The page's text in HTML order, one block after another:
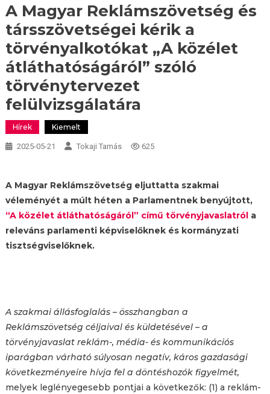
A Magyar Reklámszövetség és
társszövetségei kérik a
törvényalkotókat „A közélet
átláthatóságáról” szóló
törvénytervezet
felülvizsgálatára
Hírek Kiemelt
2025-05-21 Tokaji Tamás 625
A Magyar Reklámszövetség eljuttatta szakmai
véleményét a múlt héten a Parlamentnek benyújtott,
“A közélet átláthatóságáról” című törvényjavaslatróla
releváns parlamenti képviselőknek és kormányzati
tisztségviselőknek.
A szakmai állásfoglalás – összhangban a
Reklámszövetség céljaival és küldetésével – a
törvényjavaslat reklám-, média- és kommunikációs
iparágban várható súlyosan negatív, káros gazdasági
következményeire hívja fel a döntéshozók figyelmét,
melyek leglényegesebb pontjai a következők: (1) a reklám-